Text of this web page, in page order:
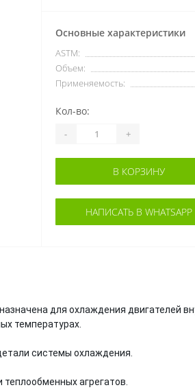
Основные характеристики
ASTM:
Объем:
Применяемость:
Кол-во:
- +
В КОРЗИНУ
НАПИСАТЬ В WHATSAPP
для охлаждения двигателей
температурах.
системы охлаждения.
агрегатов.